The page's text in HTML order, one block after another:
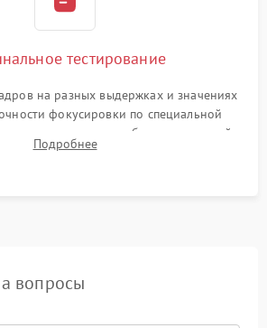
тестирование
на разных выдержках и значениях
фокусировки по специальной
на карту памяти, работы встроенной
и всех кнопок управления.
Подробнее
вопросы